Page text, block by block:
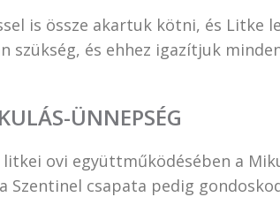
is össze akartuk kötni, és Litke
és ehhez igazítjuk
ÜNNEPSÉG
ovi együttműködésében a
Szentinel csapata pedig